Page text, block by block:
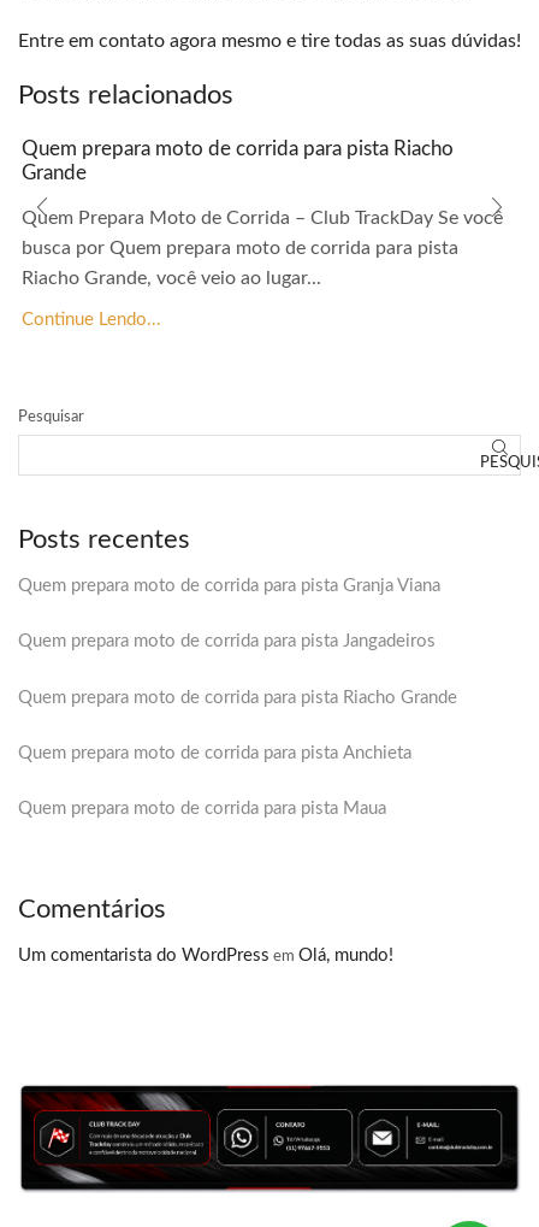
Entre em contato agora mesmo e tire todas as suas dúvidas!
Posts relacionados
Quem prepara moto de corrida para pista Riacho
Grande
Quem Prepara Moto de Corrida – Club TrackDay Se você
busca por Quem prepara moto de corrida para pista
Riacho Grande, você veio ao lugar...
Continue Lendo...
Pesquisar
Posts recentes
Quem prepara moto de corrida para pista Granja Viana
Quem prepara moto de corrida para pista Jangadeiros
Quem prepara moto de corrida para pista Riacho Grande
Quem prepara moto de corrida para pista Anchieta
Quem prepara moto de corrida para pista Maua
Comentários
Um comentarista do WordPress em Olá, mundo!